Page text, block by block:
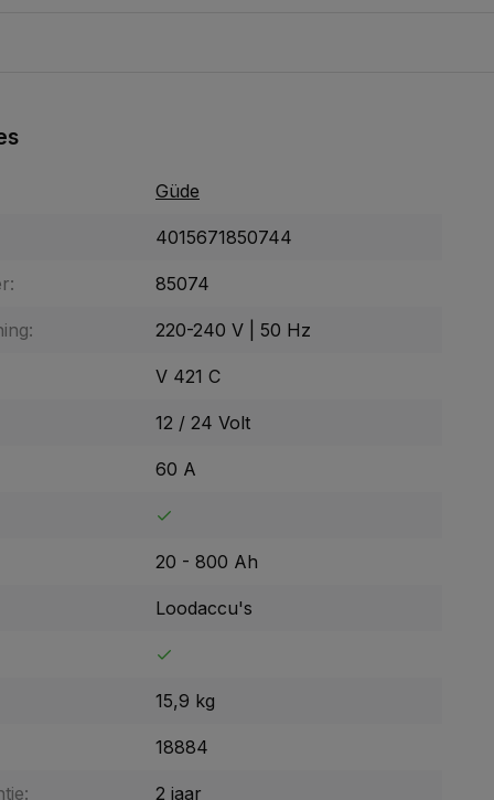
Güde
4015671850744
85074
220-240 V | 50 Hz
V 421 C
12 / 24 Volt
60 A
20 - 800 Ah
Loodaccu's
15,9 kg
18884
2 jaar